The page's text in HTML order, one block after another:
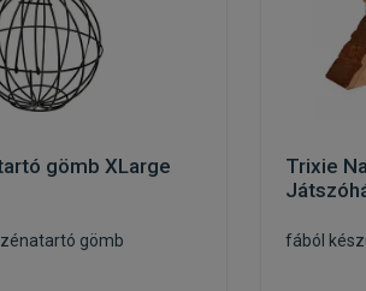
gömb XLarge
gömb
Trixie
fából